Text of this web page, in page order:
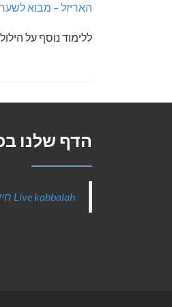
האריזל – מבוא
ללימוד נוסף על
הדף שלנו
‎Live kabbalah חיים קבלה‎